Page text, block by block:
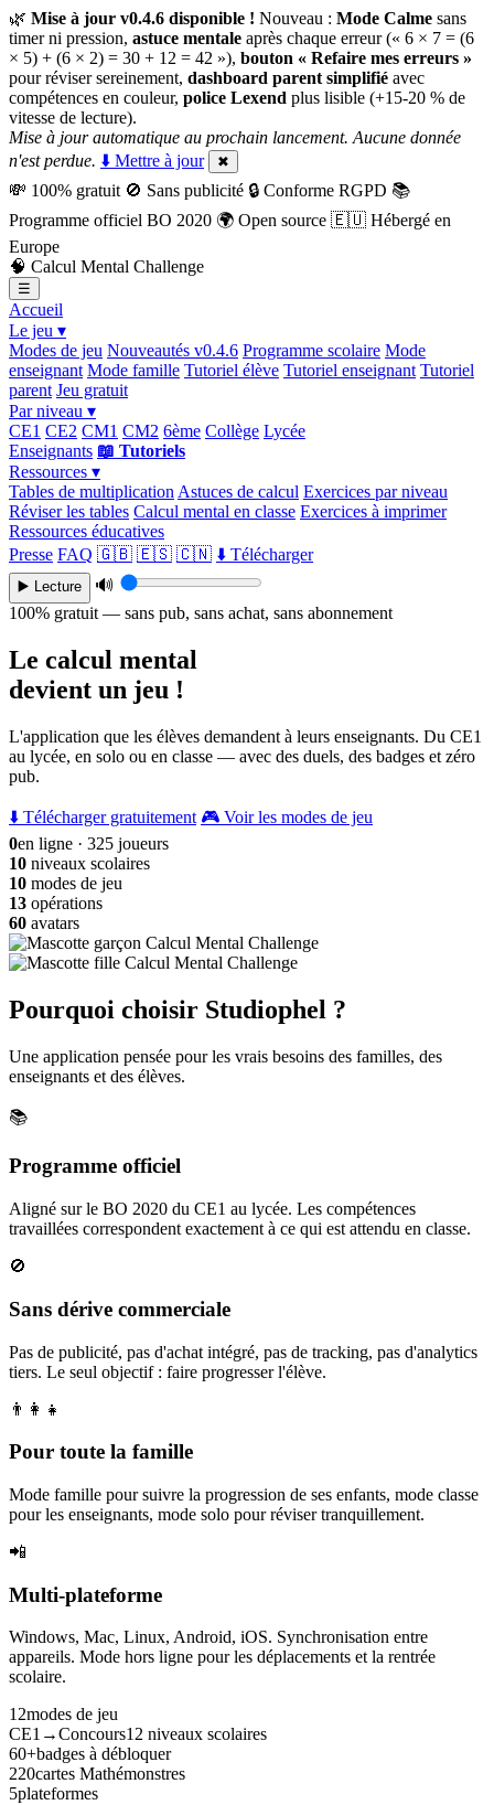
🌿 Mise à jour v0.4.6 disponible ! Nouveau : Mode Calme sans
timer ni pression, astuce mentale après chaque erreur (« 6 × 7 = (6
× 5) + (6 × 2) = 30 + 12 = 42 »), bouton « Refaire mes erreurs »
pour réviser sereinement, dashboard parent simplifié avec
compétences en couleur, police Lexend plus lisible (+15-20 % de
vitesse de lecture).
Mise à jour automatique au prochain lancement. Aucune donnée
n'est perdue. ⬇️ Mettre à jour ✖
💸 100% gratuit 🚫 Sans publicité 🔒 Conforme RGPD 📚
Programme officiel BO 2020 🌍 Open source 🇪🇺 Hébergé en
Europe
🧠 Calcul Mental Challenge
☰
Accueil
Le jeu ▾
Modes de jeu Nouveautés v0.4.6 Programme scolaire Mode
enseignant Mode famille Tutoriel élève Tutoriel enseignant Tutoriel
parent Jeu gratuit
Par niveau ▾
CE1 CE2 CM1 CM2 6ème Collège Lycée
Enseignants 📖 Tutoriels
Ressources ▾
Tables de multiplication Astuces de calcul Exercices par niveau
Réviser les tables Calcul mental en classe Exercices à imprimer
Ressources éducatives
Presse FAQ 🇬🇧 🇪🇸 🇨🇳 ⬇️ Télécharger
▶️ Lecture
🔊
100% gratuit — sans pub, sans achat, sans abonnement
Le calcul mental
devient un jeu !
L'application que les élèves demandent à leurs enseignants. Du CE1
au lycée, en solo ou en classe — avec des duels, des badges et zéro
pub.
⬇️ Télécharger gratuitement 🎮 Voir les modes de jeu
0en ligne · 325 joueurs
10 niveaux scolaires
10 modes de jeu
13 opérations
60 avatars
Pourquoi choisir Studiophel ?
Une application pensée pour les vrais besoins des familles, des
enseignants et des élèves.
📚
Programme officiel
Aligné sur le BO 2020 du CE1 au lycée. Les compétences
travaillées correspondent exactement à ce qui est attendu en classe.
🚫
Sans dérive commerciale
Pas de publicité, pas d'achat intégré, pas de tracking, pas d'analytics
tiers. Le seul objectif : faire progresser l'élève.
👨‍👩‍👧
Pour toute la famille
Mode famille pour suivre la progression de ses enfants, mode classe
pour les enseignants, mode solo pour réviser tranquillement.
📲
Multi-plateforme
Windows, Mac, Linux, Android, iOS. Synchronisation entre
appareils. Mode hors ligne pour les déplacements et la rentrée
scolaire.
12modes de jeu
CE1→Concours12 niveaux scolaires
60+badges à débloquer
220cartes Mathémonstres
5plateformes